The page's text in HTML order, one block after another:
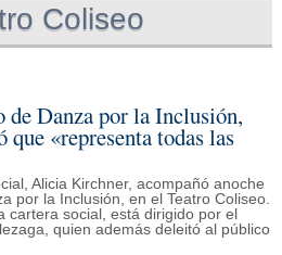
Coliseo
de Danza por la Inclusión,
«representa todas las
Alicia Kirchner, acompañó anoche
por la Inclusión, en el Teatro Coliseo.
cartera social, está dirigido por el
quien además deleitó al público